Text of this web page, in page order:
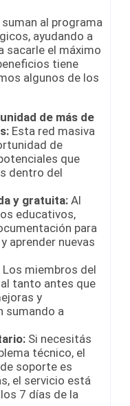
al programa
ayudando a
sacarle el máximo
tiene
algunos de los
de más de
Esta red masiva
de
que
dentro del
y gratuita: Al
educativos,
para
aprender nuevas
Los miembros del
tanto antes que
y
sumando a
Si necesitás
técnico, el
soporte es
el servicio está
7 días de la